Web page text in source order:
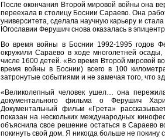
После окончания Второй мировой войны она
переехала в столицу Боснии Сараево. Она
университета, сделала научную карьеру и
Югославии Ферушич снова оказалась в
Во время войны в Боснии 1992-1995 годов
окружили Сараево в ходе многолетней осады,
числе 1600 детей. «Во время Второй мировой
время войны в Боснии) всего в 100
затронутые событиями и не замечая того, что
«Великолепный человек ушел… она
документального фильма о Ферушич
Документальный фильм «Грета»
показан на нескольких международных
объяснила свое решение остаться в
покинуть свой дом. Я никогда больше не